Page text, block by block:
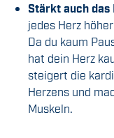
Stärkt auch das
jedes Herz
Da du kaum
hat dein Herz
steigert die
Herzens und
Muskeln.